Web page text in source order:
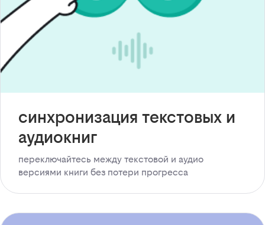
синхронизация текстовых и
аудиокниг
переключайтесь между текстовой и аудио
версиями книги без потери прогресса